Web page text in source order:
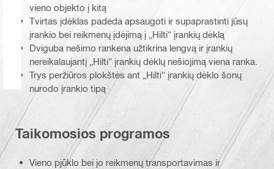
vieno objekto į kitą
Tvirtas įdėklas padeda apsaugoti ir supaprastinti jūsų
įrankio bei reikmenų įdėjimą į „Hilti“ įrankių dėklą
Dviguba nešimo rankena užtikrina lengvą ir įrankių
nereikalaujantį „Hilti“ įrankių dėklų nešiojimą viena ranka.
Trys peržiūros plokštės ant „Hilti“ įrankių dėklo šonų
nurodo įrankio tipą
Taikomosios programos
Vieno pjūklo bei jo reikmenų transportavimas ir